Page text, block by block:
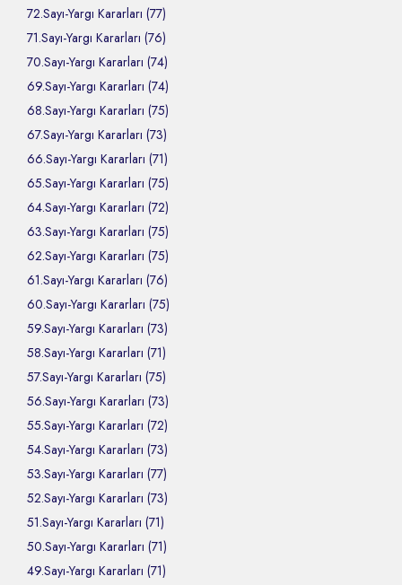
72.Sayı-Yargı Kararları (77)
71.Sayı-Yargı Kararları (76)
70.Sayı-Yargı Kararları (74)
69.Sayı-Yargı Kararları (74)
68.Sayı-Yargı Kararları (75)
67.Sayı-Yargı Kararları (73)
66.Sayı-Yargı Kararları (71)
65.Sayı-Yargı Kararları (75)
64.Sayı-Yargı Kararları (72)
63.Sayı-Yargı Kararları (75)
62.Sayı-Yargı Kararları (75)
61.Sayı-Yargı Kararları (76)
60.Sayı-Yargı Kararları (75)
59.Sayı-Yargı Kararları (73)
58.Sayı-Yargı Kararları (71)
57.Sayı-Yargı Kararları (75)
56.Sayı-Yargı Kararları (73)
55.Sayı-Yargı Kararları (72)
54.Sayı-Yargı Kararları (73)
53.Sayı-Yargı Kararları (77)
52.Sayı-Yargı Kararları (73)
51.Sayı-Yargı Kararları (71)
50.Sayı-Yargı Kararları (71)
49.Sayı-Yargı Kararları (71)